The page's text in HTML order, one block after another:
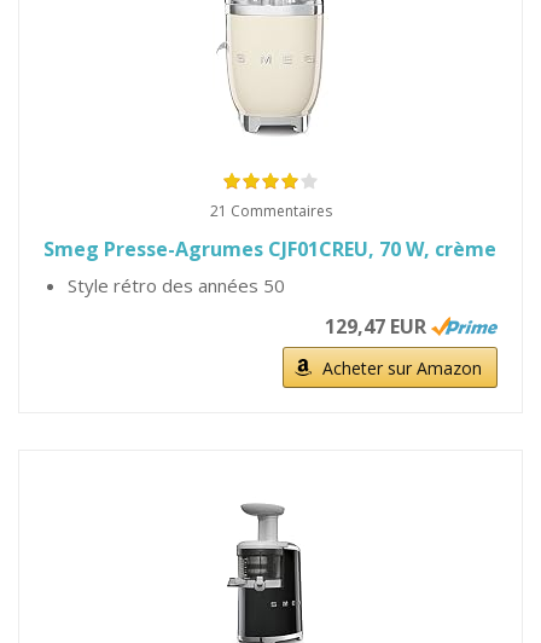
21 Commentaires
Smeg Presse-Agrumes CJF01CREU, 70 W, crème
Style rétro des années 50
129,47 EUR
Acheter sur Amazon